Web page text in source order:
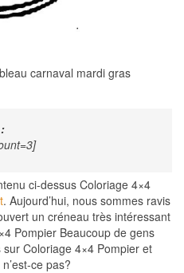
carnaval mardi gras
ci-dessus Coloriage 4×4
. Aujourd’hui, nous sommes ravis
un créneau très intéressant
Pompier Beaucoup de gens
Coloriage 4×4 Pompier et
ce pas?